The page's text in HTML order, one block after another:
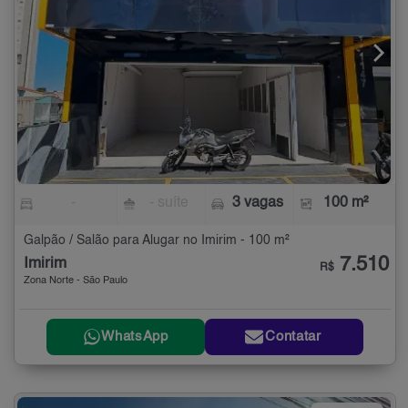
3 vagas 100 m²
Galpão / Salão para Alugar no Imirim - 100 m²
Imirim
Zona Norte - São Paulo
R$ 7.510
WhatsApp Contatar